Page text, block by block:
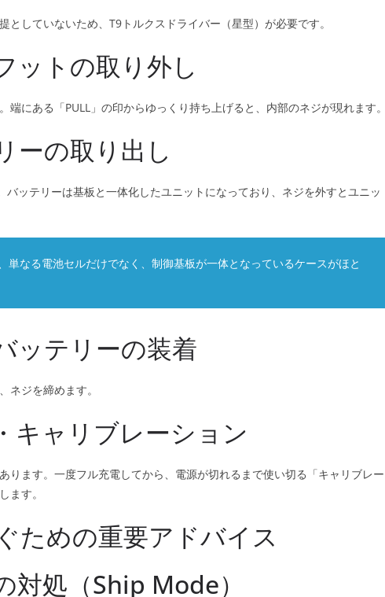
としていないため、T9トルクスドライバー（星型）が必要です。
ットの取り外し
端にある「PULL」の印からゆっくり持ち上げると、内部のネジが現れます。
ーの取り出し
ッテリーは基板と一体化したユニットになっており、ネジを外すとユニッ
単なる電池セルだけでなく、制御基板が一体となっているケースがほと
ッテリーの装着
ネジを締めます。
キャリブレーション
ります。一度フル充電してから、電源が切れるまで使い切る「キャリブレー
ます。
ための重要アドバイス
対処（Ship Mode）